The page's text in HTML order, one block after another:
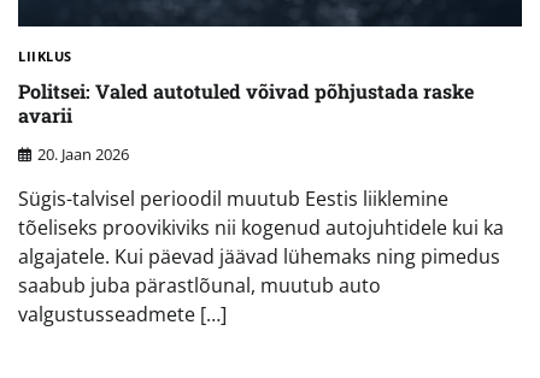
LIIKLUS
Politsei: Valed autotuled võivad põhjustada raske
avarii
20. Jaan 2026
Sügis-talvisel perioodil muutub Eestis liiklemine
tõeliseks proovikiviks nii kogenud autojuhtidele kui ka
algajatele. Kui päevad jäävad lühemaks ning pimedus
saabub juba pärastlõunal, muutub auto
valgustusseadmete […]